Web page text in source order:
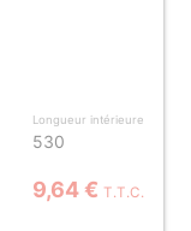
Longueur intérieure
530
9,64 € T.T.C.